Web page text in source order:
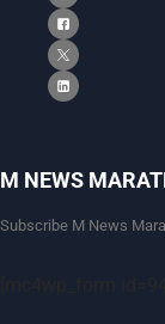
M NEWS
Subscribe M News